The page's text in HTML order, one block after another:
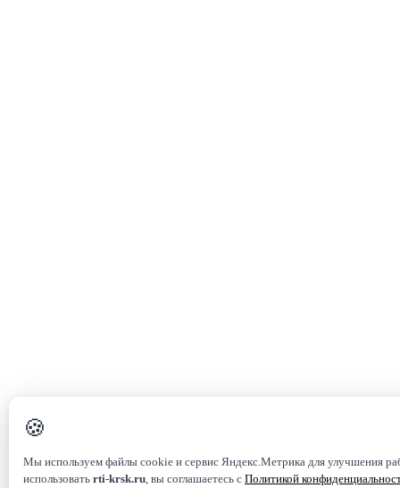
🍪
Мы используем файлы cookie и сервис Яндекс.Метрика для улучшения
использовать rti-krsk.ru, вы соглашаетесь с Политикой